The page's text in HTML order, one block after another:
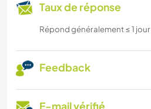
Taux de réponse
Répond généralement ≤ 1 jour
Feedback
E-mail vérifié